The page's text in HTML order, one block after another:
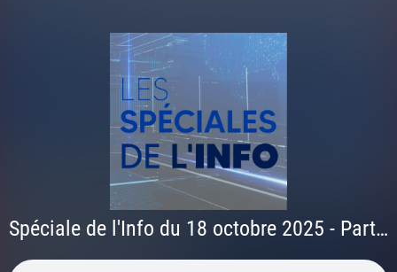
Spéciale de l'Info du 18 octobre 2025 - Partie 1